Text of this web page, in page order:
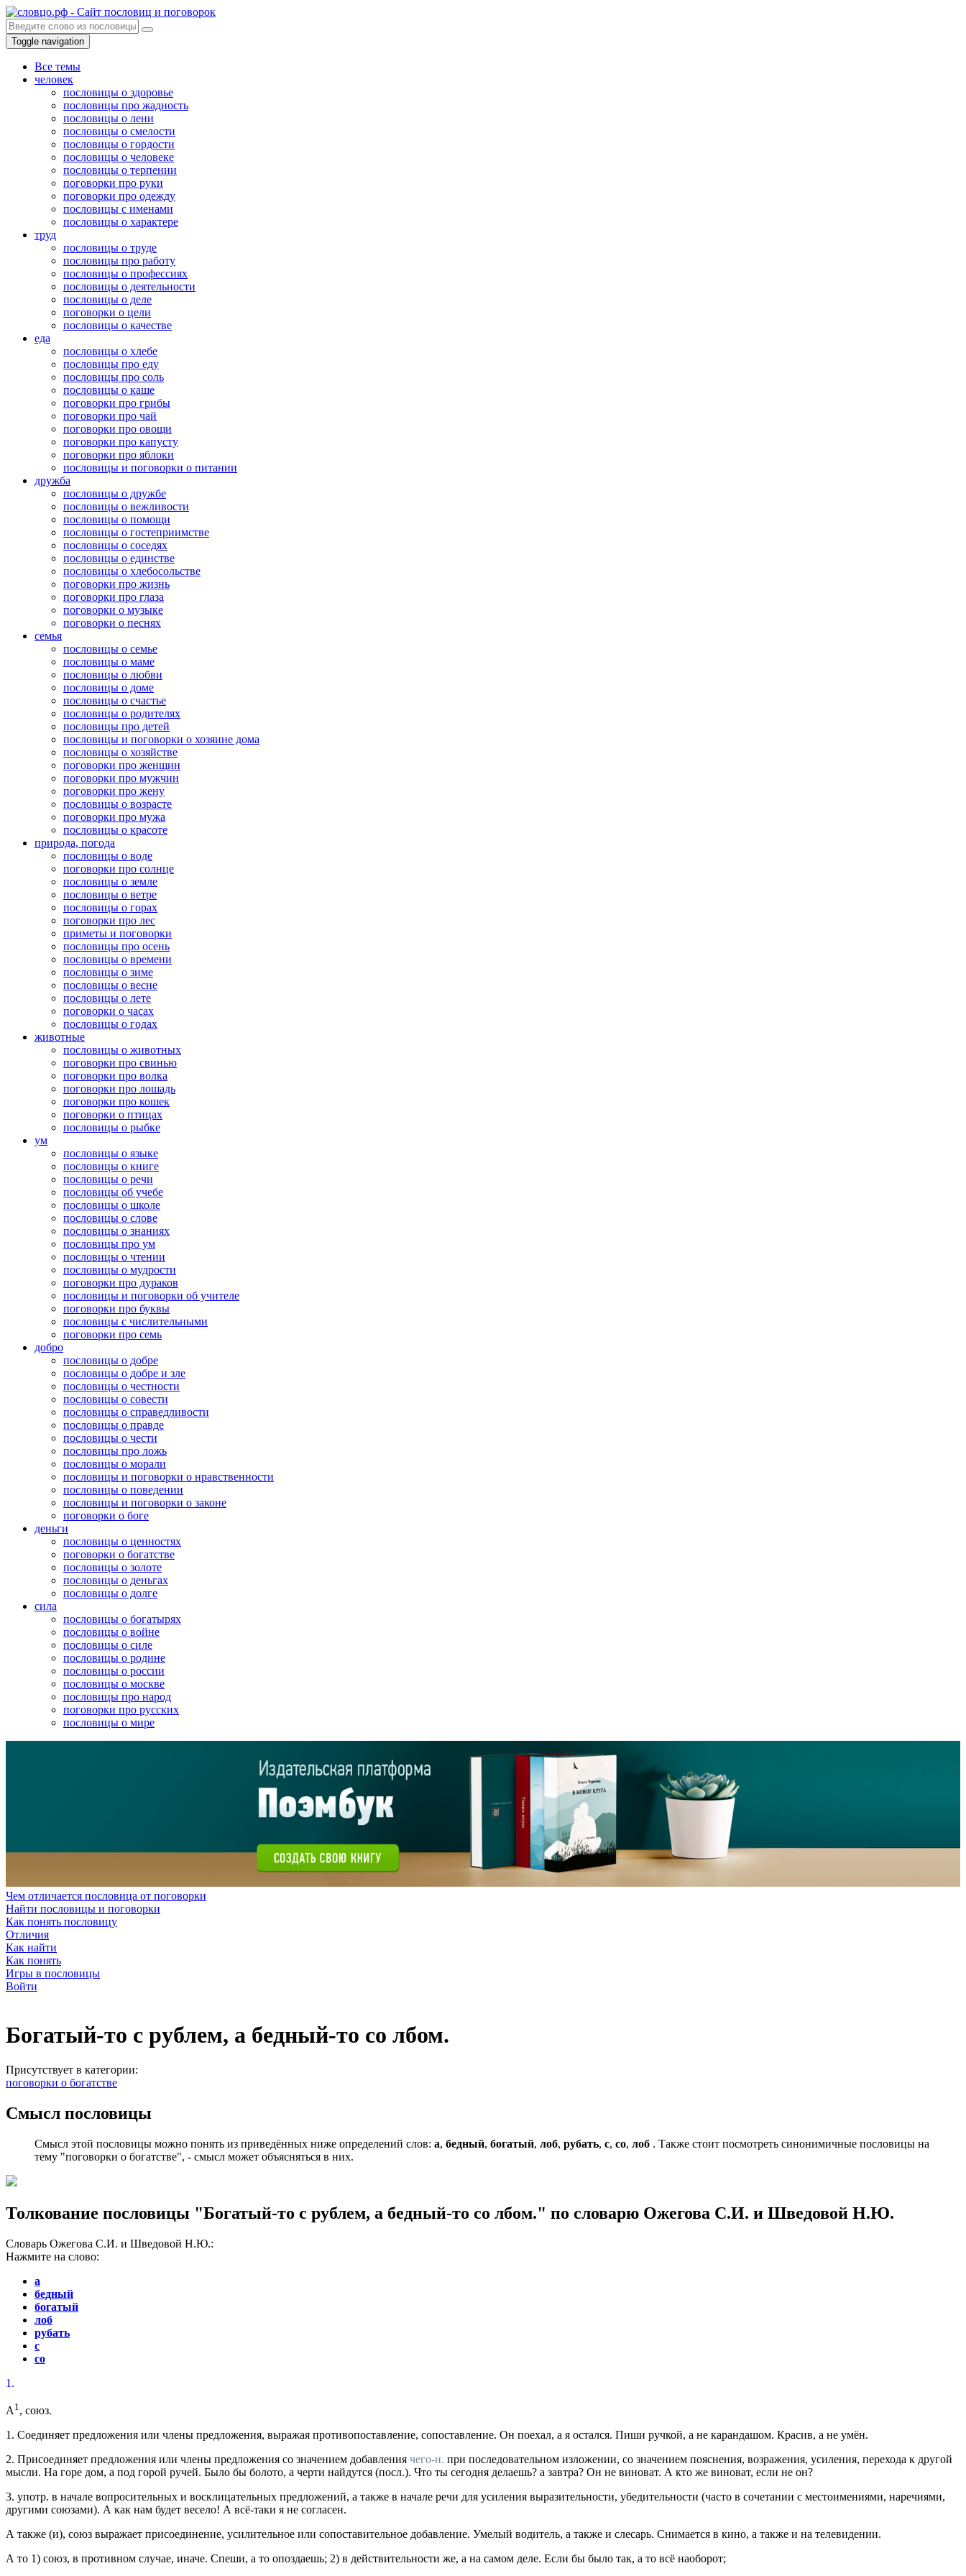
Toggle navigation
Все темы
человек
пословицы о здоровье
пословицы про жадность
пословицы о лени
пословицы о смелости
пословицы о гордости
пословицы о человеке
пословицы о терпении
поговорки про руки
поговорки про одежду
пословицы с именами
пословицы о характере
труд
пословицы о труде
пословицы про работу
пословицы о профессиях
пословицы о деятельности
пословицы о деле
поговорки о цели
пословицы о качестве
еда
пословицы о хлебе
пословицы про еду
пословицы про соль
пословицы о каше
поговорки про грибы
поговорки про чай
поговорки про овощи
поговорки про капусту
поговорки про яблоки
пословицы и поговорки о питании
дружба
пословицы о дружбе
пословицы о вежливости
пословицы о помощи
пословицы о гостеприимстве
пословицы о соседях
пословицы о единстве
пословицы о хлебосольстве
поговорки про жизнь
поговорки про глаза
поговорки о музыке
поговорки о песнях
семья
пословицы о семье
пословицы о маме
пословицы о любви
пословицы о доме
пословицы о счастье
пословицы о родителях
пословицы про детей
пословицы и поговорки о хозяине дома
пословицы о хозяйстве
поговорки про женщин
поговорки про мужчин
поговорки про жену
пословицы о возрасте
поговорки про мужа
пословицы о красоте
природа, погода
пословицы о воде
поговорки про солнце
пословицы о земле
пословицы о ветре
пословицы о горах
поговорки про лес
приметы и поговорки
пословицы про осень
пословицы о времени
пословицы о зиме
пословицы о весне
пословицы о лете
поговорки о часах
пословицы о годах
животные
пословицы о животных
поговорки про свинью
поговорки про волка
поговорки про лошадь
поговорки про кошек
поговорки о птицах
пословицы о рыбке
ум
пословицы о языке
пословицы о книге
пословицы о речи
пословицы об учебе
пословицы о школе
пословицы о слове
пословицы о знаниях
пословицы про ум
пословицы о чтении
пословицы о мудрости
поговорки про дураков
пословицы и поговорки об учителе
поговорки про буквы
пословицы с числительными
поговорки про семь
добро
пословицы о добре
пословицы о добре и зле
пословицы о честности
пословицы о совести
пословицы о справедливости
пословицы о правде
пословицы о чести
пословицы про ложь
пословицы о морали
пословицы и поговорки о нравственности
пословицы о поведении
пословицы и поговорки о законе
поговорки о боге
деньги
пословицы о ценностях
поговорки о богатстве
пословицы о золоте
пословицы о деньгах
пословицы о долге
сила
пословицы о богатырях
пословицы о войне
пословицы о силе
пословицы о родине
пословицы о россии
пословицы о москве
пословицы про народ
поговорки про русских
пословицы о мире
Чем отличается пословица от поговорки
Найти пословицы и поговорки
Как понять пословицу
Отличия
Как найти
Как понять
Игры в пословицы
Войти
Богатый-то с рублем, а бедный-то со лбом.
Присутствует в категории:
поговорки о богатстве
Смысл пословицы
Смысл этой пословицы можно понять из приведённых ниже определений слов: а, бедный, богатый, лоб, рубать, с, со, лоб . Также стоит посмотреть синонимичные пословицы на
тему "поговорки о богатстве", - смысл может объясняться в них.
Толкование пословицы "Богатый-то с рублем, а бедный-то со лбом." по словарю Ожегова С.И. и Шведовой Н.Ю.
Словарь Ожегова С.И. и Шведовой Н.Ю.:
Нажмите на слово:
а
бедный
богатый
лоб
рубать
с
со
1.
А 1 , союз.
1. Соединяет предложения или члены предложения, выражая противопоставление, сопоставление. Он поехал, а я остался. Пиши ручкой, а не карандашом. Красив, а не умён.
2. Присоединяет предложения или члены предложения со значением добавления чего-н. при последовательном изложении, со значением пояснения, возражения, усиления, перехода к другой
мысли. На горе дом, а под горой ручей. Было бы болото, а черти найдутся (посл.). Что ты сегодня делаешь? а завтра? Он не виноват. А кто же виноват, если не он?
3. употр. в начале вопросительных и восклицательных предложений, а также в начале речи для усиления выразительности, убедительности (часто в сочетании с местоимениями, наречиями,
другими союзами). А как нам будет весело! А всё-таки я не согласен.
А также (и), союз выражает присоединение, усилительное или сопоставительное добавление. Умелый водитель, а также и слесарь. Снимается в кино, а также и на телевидении.
А то 1) союз, в противном случае, иначе. Спеши, а то опоздаешь; 2) в действительности же, а на самом деле. Если бы было так, а то всё наоборот;